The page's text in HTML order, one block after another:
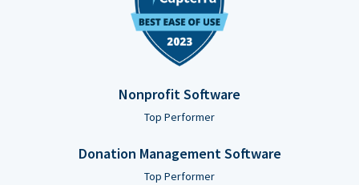
Nonprofit Software
Top Performer
Donation Management Software
Top Performer